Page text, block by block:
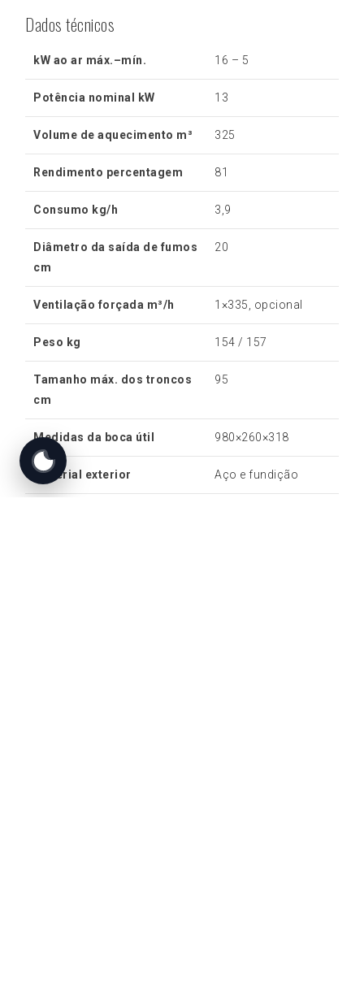
Dados técnicos
kW ao ar máx.–mín. 16 – 5
Potência nominal kW 13
Volume de aquecimento m³ 325
Rendimento percentagem 81
Consumo kg/h 3,9
Diâmetro da saída de fumos
cm
20
Ventilação forçada m³/h 1×335, opcional
Peso kg 154 / 157
Tamanho máx. dos troncos
cm
95
Medidas da boca útil 980×260×318
Material exterior Aço e fundição